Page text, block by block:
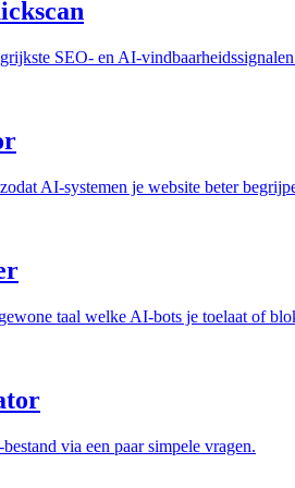
SEO- en AI-
AI-systemen je website beter
taal welke AI-bots je toelaat of
via een paar simpele vragen.